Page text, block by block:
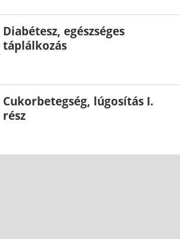
Diabétesz, egészséges
táplálkozás
Cukorbetegség, lúgosítás I.
rész